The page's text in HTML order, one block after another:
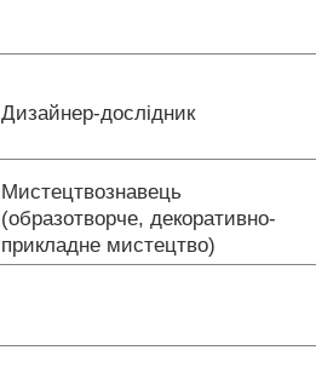
Дизайнер-дослідник
Мистецтвознавець
(образотворче, декоративно-
прикладне мистецтво)